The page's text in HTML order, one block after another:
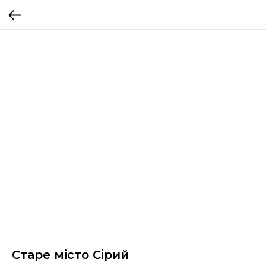
Старе місто Сірий